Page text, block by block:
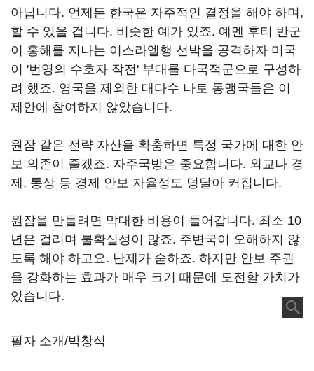
아닙니다. 언제든 한국은 자주적인 결정을 해야 하며,
할 수 있을 겁니다. 비슷한 예가 있죠. 예멘 후티 반군
이 홍해를 지나는 이스라엘행 선박을 공격하자 미국
이 '번영의 수호자 작전' 부대를 다국적군으로 구성하
려 했죠. 영국을 제외한 대다수 나토 동맹국들은 이
제안에 참여하지 않았습니다.
원잠 같은 전략 자산을 확충하면 특정 국가에 대한 안
보 의존이 줄겠죠. 자주국방은 중요합니다. 외교나 경
제, 통상 등 경제 안보 자율성도 덩달아 커집니다.
원잠을 만들려면 막대한 비용이 들어갑니다. 최소 10
년은 걸리며 불확실성이 많죠. 주변국이 오해하지 않
도록 해야 하고요. 난제가 숱하죠. 하지만 안보 주권
을 강화하는 효과가 매우 크기 때문에 도전할 가치가
있습니다.
필자 소개/박창식